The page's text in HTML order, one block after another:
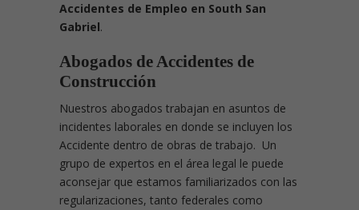
Accidentes de Empleo en South San
Gabriel.
Abogados de Accidentes de
Construcción
Nuestros abogados trabajan en asuntos de
incidentes laborales en donde se incluyen los
Accidente dentro de obras de trabajo. Un
grupo de expertos en el área legal le puede
aconsejar que estamos familiarizados con las
regularizaciones, tanto federales como